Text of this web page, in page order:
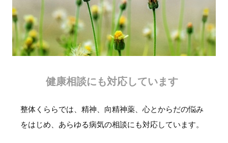
健康相談にも対応しています
整体くららでは、精神、向精神薬、心とからだの悩み
をはじめ、あらゆる病気の相談にも対応しています。